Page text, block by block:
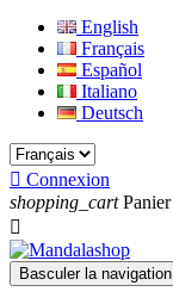
English
Français
Español
Italiano
Deutsch
 Connexion
shopping_cart Panier

Basculer la navigation